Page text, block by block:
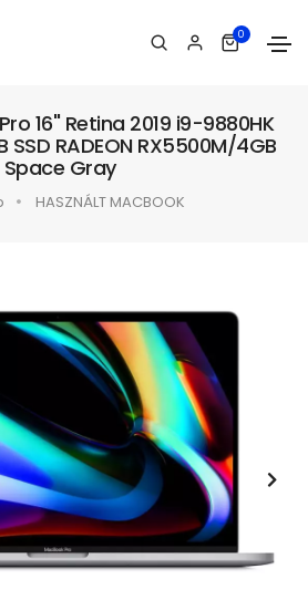
0
16" Retina 2019 i9-9880HK
SSD RADEON RX5500M/4GB
Space Gray
HASZNÁLT MACBOOK